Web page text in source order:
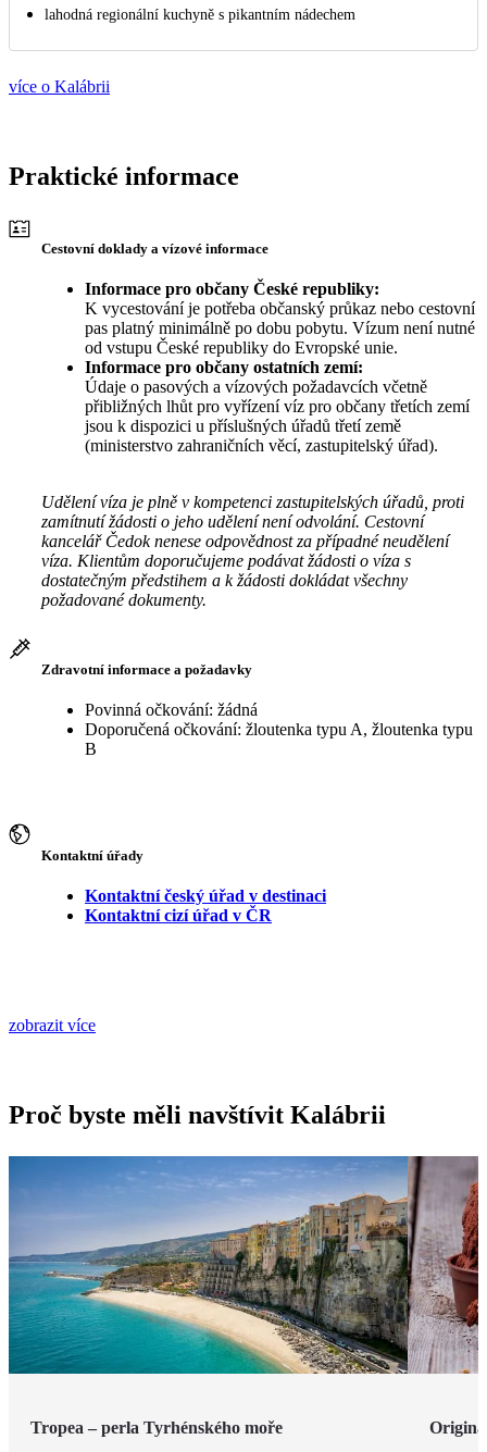
lahodná regionální kuchyně s pikantním nádechem
více o Kalábrii
Praktické informace
Cestovní doklady a vízové informace
Informace pro občany České republiky:
K vycestování je potřeba občanský průkaz nebo cestovní
pas platný minimálně po dobu pobytu. Vízum není nutné
od vstupu České republiky do Evropské unie.
Informace pro občany ostatních zemí:
Údaje o pasových a vízových požadavcích včetně
přibližných lhůt pro vyřízení víz pro občany třetích zemí
jsou k dispozici u příslušných úřadů třetí země
(ministerstvo zahraničních věcí, zastupitelský úřad).
Udělení víza je plně v kompetenci zastupitelských úřadů, proti
zamítnutí žádosti o jeho udělení není odvolání. Cestovní
kancelář Čedok nenese odpovědnost za případné neudělení
víza. Klientům doporučujeme podávat žádosti o víza s
dostatečným předstihem a k žádosti dokládat všechny
požadované dokumenty.
Zdravotní informace a požadavky
Povinná očkování: žádná
Doporučená očkování: žloutenka typu A, žloutenka typu
B
Kontaktní úřady
Kontaktní český úřad v destinaci
Kontaktní cizí úřad v ČR
zobrazit více
Proč byste měli navštívit Kalábrii
Tropea – perla Tyrhénského moře